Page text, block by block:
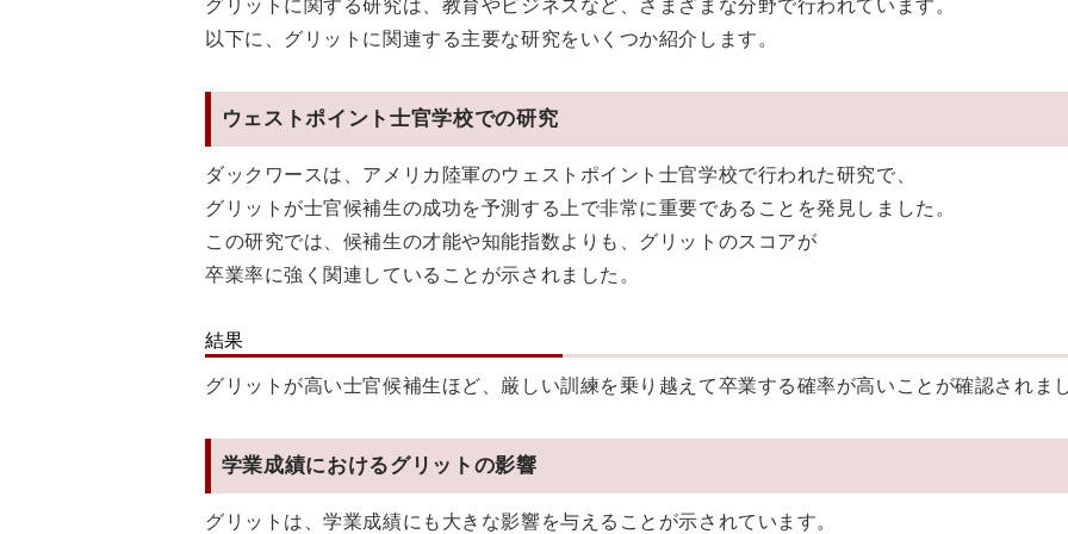
グリットに関する研究は、教育やビジネスなど、さまざまな分野で行われています。
以下に、グリットに関連する主要な研究をいくつか紹介します。
ウェストポイント士官学校での研究
ダックワースは、アメリカ陸軍のウェストポイント士官学校で行われた研究で、
グリットが士官候補生の成功を予測する上で非常に重要であることを発見しました。
この研究では、候補生の才能や知能指数よりも、グリットのスコアが
卒業率に強く関連していることが示されました。
結果
グリットが高い士官候補生ほど、厳しい訓練を乗り越えて卒業する確率が高いことが確認されま
学業成績におけるグリットの影響
グリットは、学業成績にも大きな影響を与えることが示されています。